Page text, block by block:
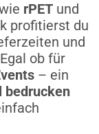
rPETund
profitierst du
und
ob für
– ein